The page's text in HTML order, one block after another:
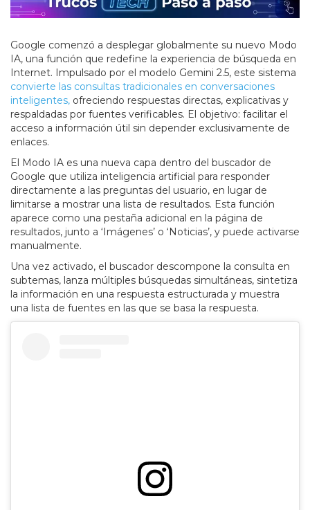
Google comenzó a desplegar globalmente su nuevo Modo
IA, una función que redefine la experiencia de búsqueda en
Internet. Impulsado por el modelo Gemini 2.5, este sistema
convierte las consultas tradicionales en conversaciones
inteligentes, ofreciendo respuestas directas, explicativas y
respaldadas por fuentes verificables. El objetivo: facilitar el
acceso a información útil sin depender exclusivamente de
enlaces.
El Modo IA es una nueva capa dentro del buscador de
Google que utiliza inteligencia artificial para responder
directamente a las preguntas del usuario, en lugar de
limitarse a mostrar una lista de resultados. Esta función
aparece como una pestaña adicional en la página de
resultados, junto a ‘Imágenes’ o ‘Noticias’, y puede activarse
manualmente.
Una vez activado, el buscador descompone la consulta en
subtemas, lanza múltiples búsquedas simultáneas, sintetiza
la información en una respuesta estructurada y muestra
una lista de fuentes en las que se basa la respuesta.